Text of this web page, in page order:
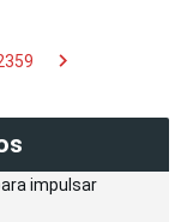
chevron_right
impulsar